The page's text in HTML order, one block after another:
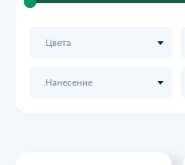
Цвета
Нанесение